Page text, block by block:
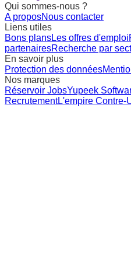
Qui sommes-nous ?
A proposNous contacter
Liens utiles
Bons plansLes offres d'emploi
partenairesRecherche par
En savoir plus
Protection des données
Nos marques
Réservoir JobsYupeek
RecrutementL'empire Contre-